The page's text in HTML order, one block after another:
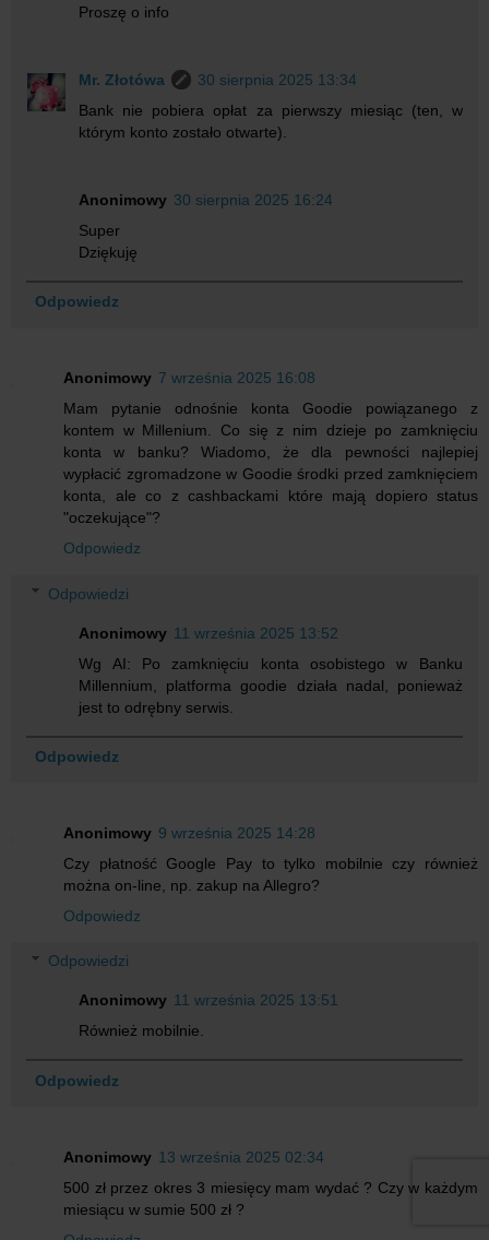
Proszę o info
Mr. Złotówa
30 sierpnia 2025 13:34
Bank nie pobiera opłat za pierwszy miesiąc (ten, w
którym konto zostało otwarte).
Anonimowy 30 sierpnia 2025 16:24
Super
Dziękuję
Odpowiedz
Anonimowy 7 września 2025 16:08
Mam pytanie odnośnie konta Goodie powiązanego z
kontem w Millenium. Co się z nim dzieje po zamknięciu
konta w banku? Wiadomo, że dla pewności najlepiej
wypłacić zgromadzone w Goodie środki przed zamknięciem
konta, ale co z cashbackami które mają dopiero status
"oczekujące"?
Odpowiedz
Odpowiedzi
Anonimowy 11 września 2025 13:52
Wg AI: Po zamknięciu konta osobistego w Banku
Millennium, platforma goodie działa nadal, ponieważ
jest to odrębny serwis.
Odpowiedz
Anonimowy 9 września 2025 14:28
Czy płatność Google Pay to tylko mobilnie czy również
można on-line, np. zakup na Allegro?
Odpowiedz
Odpowiedzi
Anonimowy 11 września 2025 13:51
Również mobilnie.
Odpowiedz
Anonimowy 13 września 2025 02:34
500 zł przez okres 3 miesięcy mam wydać ? Czy w każdym
miesiącu w sumie 500 zł ?